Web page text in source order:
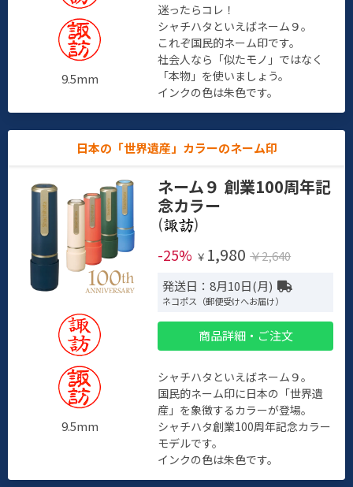
9.5mm
迷ったらコレ！
シャチハタといえばネーム９。
これぞ国民的ネーム印です。
社会人なら「似たモノ」ではなく
「本物」を使いましょう。
インクの色は朱色です。
日本の「世界遺産」カラーのネーム印
9.5mm
ネーム９ 創業100周年記
念カラー
(
)
-25% ￥ 1,980 ￥2,640
発送日：8月10日(月)
ネコポス（郵便受けへお届け）
商品詳細・ご注文
シャチハタといえばネーム９。
国民的ネーム印に日本の「世界遺
産」を象徴するカラーが登場。
シャチハタ創業100周年記念カラー
モデルです。
インクの色は朱色です。